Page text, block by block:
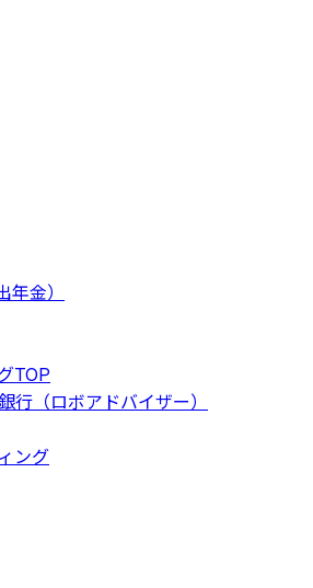
金）
TOP
行（ロボアドバイザー）
ング